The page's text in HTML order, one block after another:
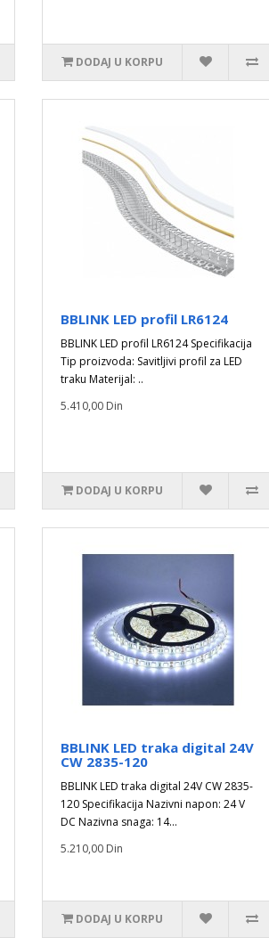
DODAJ U KORPU
BBLINK LED profil LR6124
BBLINK LED profil LR6124 Specifikacija
Tip proizvoda: Savitljivi profil za LED
traku Materijal: ..
5.410,00 Din
DODAJ U KORPU
BBLINK LED traka digital 24V
CW 2835-120
BBLINK LED traka digital 24V CW 2835-
120 Specifikacija Nazivni napon: 24 V
DC Nazivna snaga: 14...
5.210,00 Din
DODAJ U KORPU